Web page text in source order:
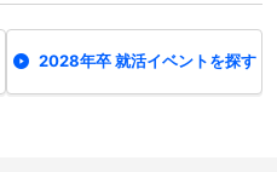
2028年卒 就活イベントを探す